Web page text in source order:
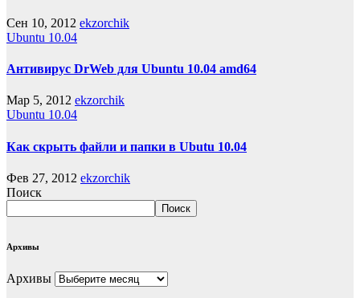
Сен 10, 2012 ekzorchik
Ubuntu 10.04
Антивирус DrWeb для Ubuntu 10.04 amd64
Мар 5, 2012 ekzorchik
Ubuntu 10.04
Как скрыть файли и папки в Ubutu 10.04
Фев 27, 2012 ekzorchik
Поиск
Поиск
Архивы
Архивы